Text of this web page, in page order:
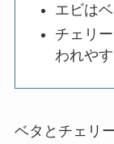
エビは
チェリ
われや
ベタとチェリ